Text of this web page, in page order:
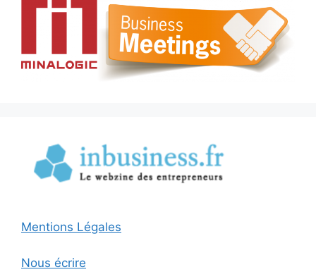
Mentions Légales
Nous écrire